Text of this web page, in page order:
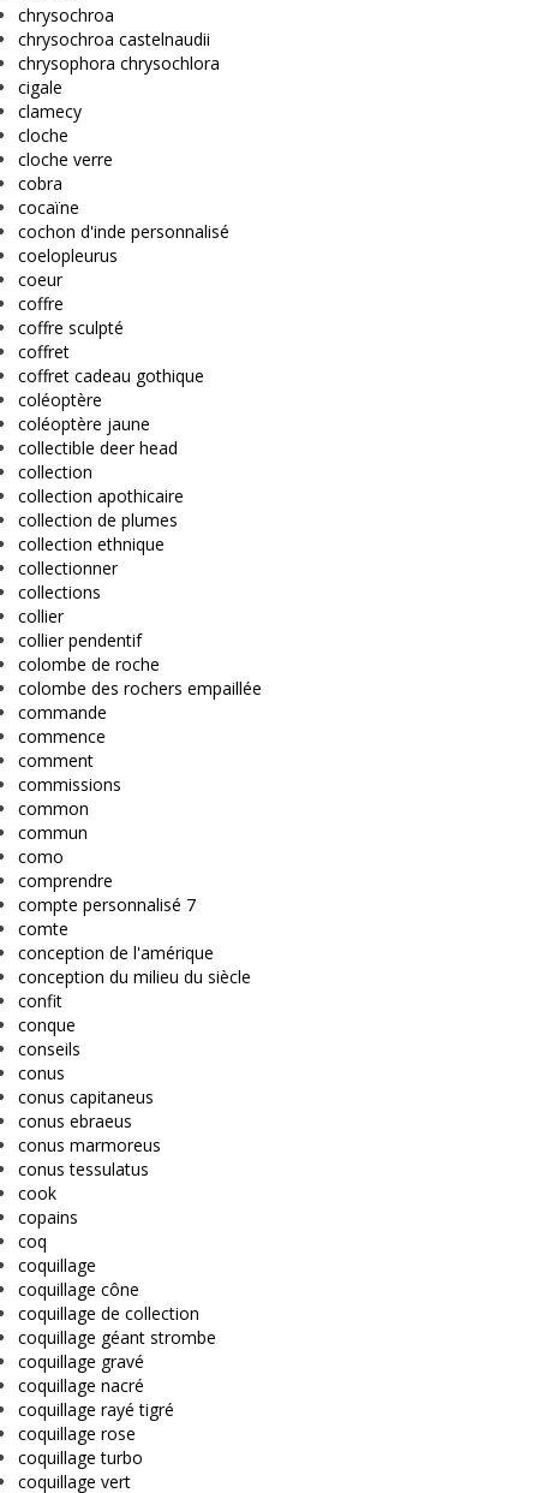
chrysochroa
chrysochroa castelnaudii
chrysophora chrysochlora
cigale
clamecy
cloche
cloche verre
cobra
cocaïne
cochon d'inde personnalisé
coelopleurus
coeur
coffre
coffre sculpté
coffret
coffret cadeau gothique
coléoptère
coléoptère jaune
collectible deer head
collection
collection apothicaire
collection de plumes
collection ethnique
collectionner
collections
collier
collier pendentif
colombe de roche
colombe des rochers empaillée
commande
commence
comment
commissions
common
commun
como
comprendre
compte personnalisé 7
comte
conception de l'amérique
conception du milieu du siècle
confit
conque
conseils
conus
conus capitaneus
conus ebraeus
conus marmoreus
conus tessulatus
cook
copains
coq
coquillage
coquillage cône
coquillage de collection
coquillage géant strombe
coquillage gravé
coquillage nacré
coquillage rayé tigré
coquillage rose
coquillage turbo
coquillage vert